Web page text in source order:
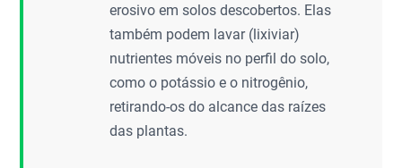
erosivo em solos descobertos. Elas
também podem lavar (lixiviar)
nutrientes móveis no perfil do solo,
como o potássio e o nitrogênio,
retirando-os do alcance das raízes
das plantas.